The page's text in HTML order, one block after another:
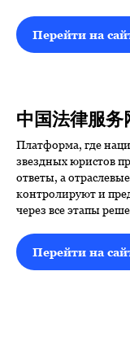
Перейти на
中国法律服务
Платформа, где
звездных юристов
ответы, а
контролируют и
через все этапы
Перейти на